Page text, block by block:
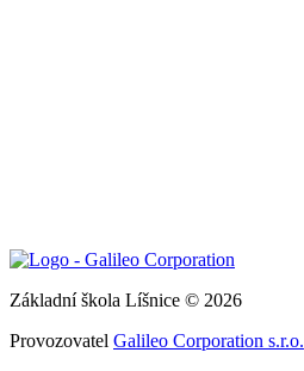
Základní škola Líšnice © 2026
Provozovatel Galileo Corporation s.r.o.